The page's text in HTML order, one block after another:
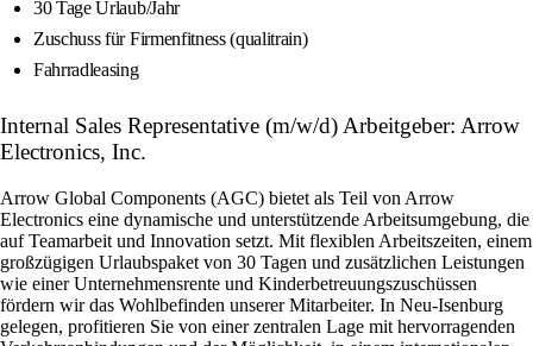
30 Tage Urlaub/Jahr
Zuschuss für Firmenfitness (qualitrain)
Fahrradleasing
Internal Sales Representative (m/w/d) Arbeitgeber: Arrow
Electronics, Inc.
Arrow Global Components (AGC) bietet als Teil von Arrow
Electronics eine dynamische und unterstützende Arbeitsumgebung, die
auf Teamarbeit und Innovation setzt. Mit flexiblen Arbeitszeiten, einem
großzügigen Urlaubspaket von 30 Tagen und zusätzlichen Leistungen
wie einer Unternehmensrente und Kinderbetreuungszuschüssen
fördern wir das Wohlbefinden unserer Mitarbeiter. In Neu-Isenburg
gelegen, profitieren Sie von einer zentralen Lage mit hervorragenden